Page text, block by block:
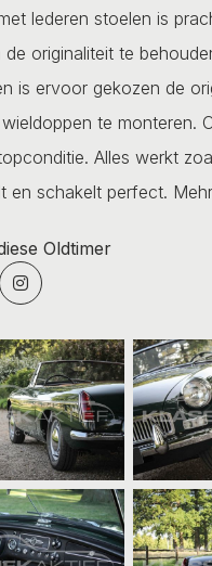
lederen stoelen is
de originaliteit te
is ervoor gekozen de
te monteren.
Alles werkt
en schakelt perfect.
Oldtimer